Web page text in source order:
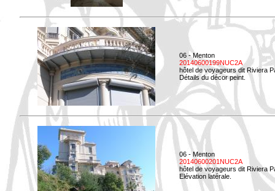
06 - Menton
20140600199NUC2A
hôtel de voyageurs dit Riviera
Détails du décor peint.
06 - Menton
20140600201NUC2A
hôtel de voyageurs dit Riviera
Elévation latérale.